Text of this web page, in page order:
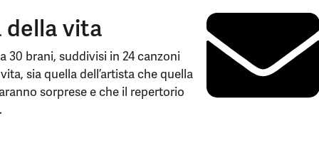
della vita
30 brani, suddivisi in 24 canzoni
sia quella dell’artista che quella
sorprese e che il repertorio